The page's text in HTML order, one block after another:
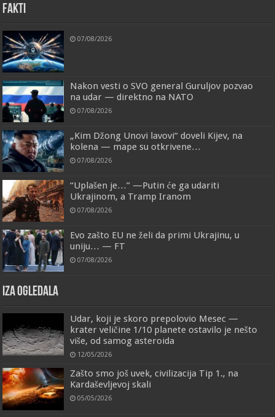
FAKTI
07/08/2026
Nakon vesti o SVO general Guruljov pozvao
na udar — direktno na NATO
07/08/2026
„Kim Džong Unovi lavovi“ doveli Kijev, na
kolena — mape su otkrivene…
07/08/2026
“Uplašen je…” —Putin će ga udariti
Ukrajinom, a Tramp Iranom
07/08/2026
Evo zašto EU ne želi da primi Ukrajinu, u
uniju… — FT
07/08/2026
IZA OGLEDALA
Udar, koji je skoro prepolovio Mesec —
krater veličine 1/10 planete ostavilo je nešto
više, od samog asteroida
12/05/2026
Zašto smo još uvek, civilizacija Tip 1., na
Kardaševljevoj skali
05/05/2026